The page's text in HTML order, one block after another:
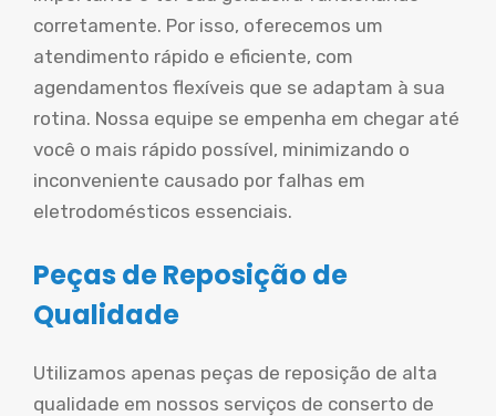
corretamente. Por isso, oferecemos um
atendimento rápido e eficiente, com
agendamentos flexíveis que se adaptam à sua
rotina. Nossa equipe se empenha em chegar até
você o mais rápido possível, minimizando o
inconveniente causado por falhas em
eletrodomésticos essenciais.
Peças de Reposição de
Qualidade
Utilizamos apenas peças de reposição de alta
qualidade em nossos serviços de conserto de